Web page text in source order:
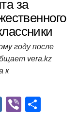
за
году после
vera.kz
к
M
Vi